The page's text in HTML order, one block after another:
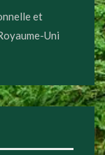
et
Uni